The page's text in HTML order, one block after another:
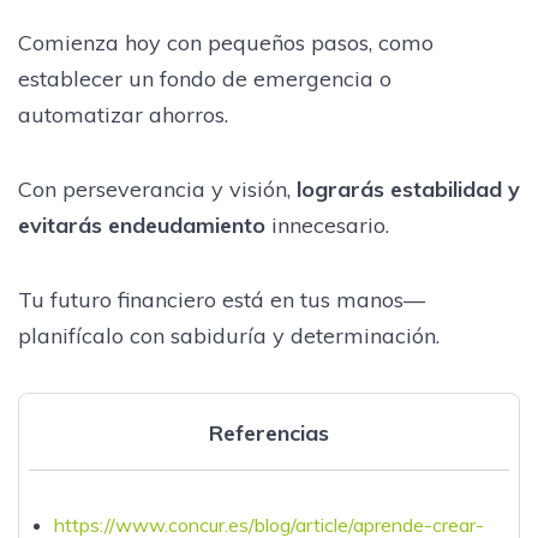
Comienza hoy con pequeños pasos, como
establecer un fondo de emergencia o
automatizar ahorros.
Con perseverancia y visión, lograrás estabilidad y
evitarás endeudamiento innecesario.
Tu futuro financiero está en tus manos—
planifícalo con sabiduría y determinación.
Referencias
https://www.concur.es/blog/article/aprende-crear-